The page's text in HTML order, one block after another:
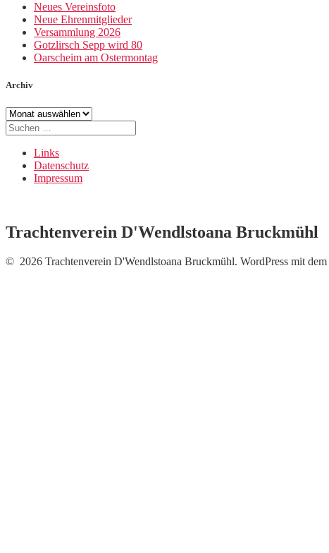
Neues Vereinsfoto
Neue Ehrenmitglieder
Versammlung 2026
Gotzlirsch Sepp wird 80
Oarscheim am Ostermontag
Archiv
Archiv
Suche
nach:
Links
Datenschutz
Impressum
Trachtenverein D'Wendlstoana Bruckmühl
© 2026 Trachtenverein D'Wendlstoana Bruckmühl. WordPress mit dem